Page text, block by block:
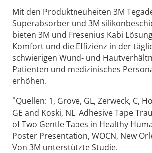
Mit den Produktneuheiten 3M
Superabsorber und 3M
bieten 3M und Fresenius Kabi
Komfort und die Effizienz in der
schwierigen Wund- und
Patienten und medizinisches
erhöhen.
*Quellen: 1, Grove, GL, Zerweck, C,
GE and Koski, NL. Adhesive Tape
of Two Gentle Tapes in Healthy
Poster Presentation, WOCN, New
Von 3M unterstützte Studie.